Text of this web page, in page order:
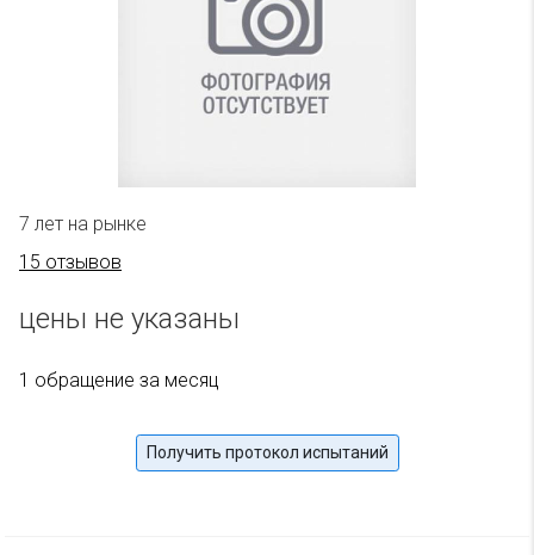
7 лет на рынке
15 отзывов
цены не указаны
1 обращение за месяц
Получить протокол испытаний